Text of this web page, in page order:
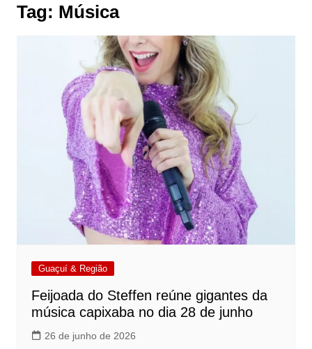
Tag: Música
Guaçuí & Região
Feijoada do Steffen reúne gigantes da
música capixaba no dia 28 de junho
26 de junho de 2026